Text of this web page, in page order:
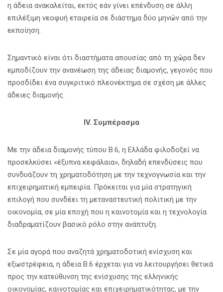
η άδεια ανακαλείται, εκτός εάν γίνει επένδυση σε άλλη
επιλέξιμη νεοφυή εταιρεία σε διάστημα δύο μηνών από την
εκποίηση.
Σημαντικό είναι ότι διαστήματα απουσίας από τη χώρα δεν
εμποδίζουν την ανανέωση της άδειας διαμονής, γεγονός που
προσδίδει ένα συγκριτικό πλεονέκτημα σε σχέση με άλλες
άδειες διαμονής.
IV. Συμπέρασμα
Με την άδεια διαμονής τύπου Β.6, η Ελλάδα φιλοδοξεί να
προσελκύσει «έξυπνα κεφάλαια», δηλαδή επενδύσεις που
συνδυάζουν τη χρηματοδότηση με την τεχνογνωσία και την
επιχειρηματική εμπειρία. Πρόκειται για μία στρατηγική
επιλογή που συνδέει τη μεταναστευτική πολιτική με την
οικονομία, σε μία εποχή που η καινοτομία και η τεχνολογία
διαδραματίζουν βασικό ρόλο στην ανάπτυξη.
Σε μία αγορά που αναζητά χρηματοδοτική ενίσχυση και
εξωστρέφεια, η άδεια Β.6 έρχεται για να λειτουργήσει θετικά
προς την κατεύθυνση της ενίσχυσης της ελληνικής
οικονομίας, καινοτομίας και επιχειρηματικότητας, με την